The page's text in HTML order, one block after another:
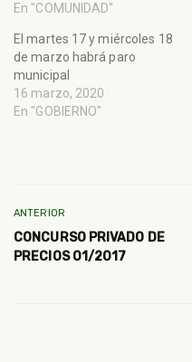
En "COMUNIDAD"
El martes 17 y miércoles 18
de marzo habrá paro
municipal
16 marzo, 2020
En "GOBIERNO"
ANTERIOR
CONCURSO PRIVADO DE
PRECIOS 01/2017